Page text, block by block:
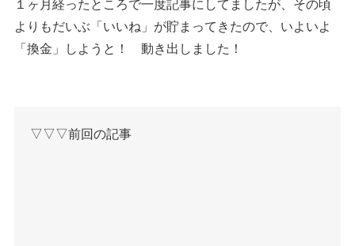
１ヶ月経ったところで一度記事にしてましたが、その頃
よりもだいぶ「いいね」が貯まってきたので、いよいよ
「換金」しようと！ 動き出しました！
▽▽▽前回の記事